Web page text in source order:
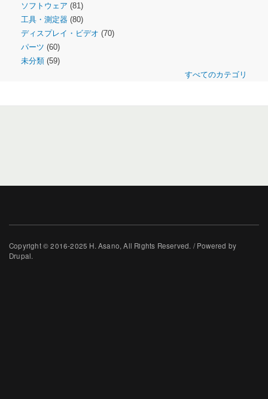
ソフトウェア (81)
工具・測定器 (80)
ディスプレイ・ビデオ (70)
パーツ (60)
未分類 (59)
すべてのカテゴリ
Copyright © 2016-2025 H. Asano, All Rights Reserved. / Powered by
Drupal.